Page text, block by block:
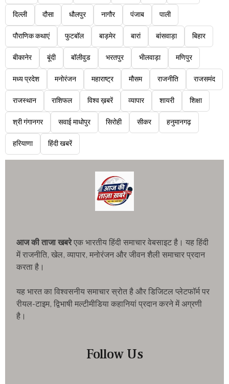
दिल्ली दौसा धौलपुर नागौर पंजाब पाली
पौराणिक कथाएं फुटबॉल बाड़मेर बारां बांसवाड़ा बिहार
बीकानेर बूंदी बॉलीवुड भरतपुर भीलवाड़ा मणिपुर
मध्य प्रदेश मनोरंजन महाराष्ट्र मौसम राजनीति राजसमंद
राजस्थान राशिफल विश्व ख़बरें व्यापार शायरी शिक्षा
श्री गंगानगर सवाई माधोपुर सिरोही सीकर हनुमानगढ़
हरियाणा हिंदी खबरें
आज की ताजा खबरेएक भारतीय हिंदी समाचार वेबसाइट है। यह हिंदी
में राजनीति, खेल, व्यापार, मनोरंजन और जीवन शैली समाचार प्रदान
करता है।
यह भारत का विश्वसनीय समाचार स्रोत है और डिजिटल प्लेटफॉर्म पर
रीयल-टाइम, द्विभाषी मल्टीमीडिया कहानियां प्रदान करने में अग्रणी
है।
Follow Us